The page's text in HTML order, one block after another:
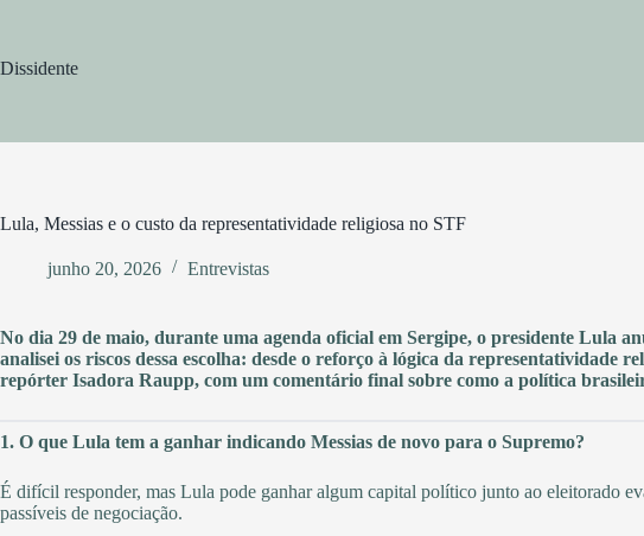
conteúdo
Dissidente
Lula, Messias e o custo da representatividade religiosa no STF
junho 20, 2026 Entrevistas
No dia 29 de maio, durante uma agenda oficial em Sergipe, o presidente Lula
analisei os riscos dessa escolha: desde o reforço à lógica da representatividade
repórter Isadora Raupp, com um comentário final sobre como a política
1. O que Lula tem a ganhar indicando Messias de novo para o Supremo?
É difícil responder, mas Lula pode ganhar algum capital político junto ao eleitorado
passíveis de negociação.